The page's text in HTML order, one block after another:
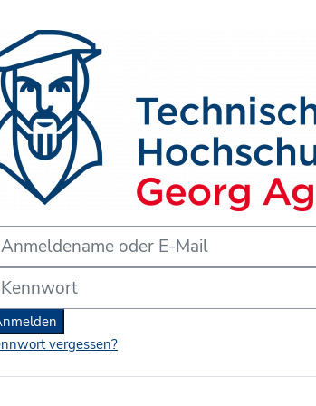
der THGA Bochum'
oder E-Mail
vergessen?